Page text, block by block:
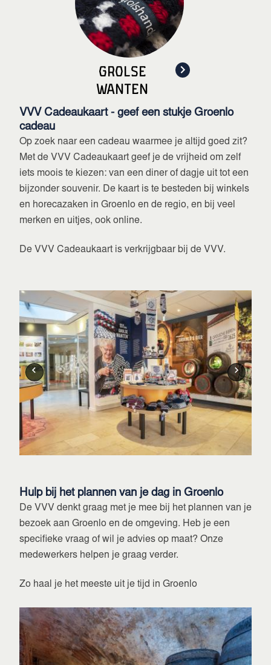
Grolse
Wanten
VVV Cadeaukaart - geef een stukje Groenlo
cadeau
Op zoek naar een cadeau waarmee je altijd goed zit?
Met de VVV Cadeaukaart geef je de vrijheid om zelf
iets moois te kiezen: van een diner of dagje uit tot een
bijzonder souvenir. De kaart is te besteden bij winkels
en horecazaken in Groenlo en de regio, en bij veel
merken en uitjes, ook online.
De VVV Cadeaukaart is verkrijgbaar bij de VVV.
Hulp bij het plannen van je dag in Groenlo
De VVV denkt graag met je mee bij het plannen van je
bezoek aan Groenlo en de omgeving. Heb je een
specifieke vraag of wil je advies op maat? Onze
medewerkers helpen je graag verder.
Zo haal je het meeste uit je tijd in Groenlo